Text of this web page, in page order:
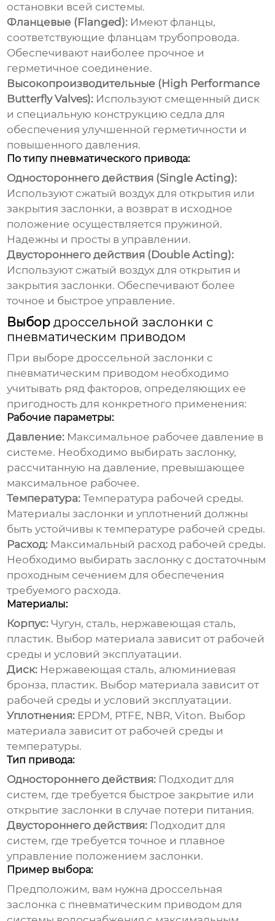
остановки всей системы.
Фланцевые (Flanged): Имеют фланцы,
соответствующие фланцам трубопровода.
Обеспечивают наиболее прочное и
герметичное соединение.
Высокопроизводительные (High Performance
Butterfly Valves): Используют смещенный диск
и специальную конструкцию седла для
обеспечения улучшенной герметичности и
повышенного давления.
По типу пневматического привода:
Одностороннего действия (Single Acting):
Используют сжатый воздух для открытия или
закрытия заслонки, а возврат в исходное
положение осуществляется пружиной.
Надежны и просты в управлении.
Двустороннего действия (Double Acting):
Используют сжатый воздух для открытия и
закрытия заслонки. Обеспечивают более
точное и быстрое управление.
Выбордроссельной заслонки с
пневматическим приводом
При выборедроссельной заслонки с
пневматическим приводом необходимо
учитывать ряд факторов, определяющих ее
пригодность для конкретного применения:
Рабочие параметры:
Давление: Максимальное рабочее давление в
системе. Необходимо выбирать заслонку,
рассчитанную на давление, превышающее
максимальное рабочее.
Температура: Температура рабочей среды.
Материалы заслонки и уплотнений должны
быть устойчивы к температуре рабочей среды.
Расход: Максимальный расход рабочей среды.
Необходимо выбирать заслонку с достаточным
проходным сечением для обеспечения
требуемого расхода.
Материалы:
Корпус: Чугун, сталь, нержавеющая сталь,
пластик. Выбор материала зависит от рабочей
среды и условий эксплуатации.
Диск: Нержавеющая сталь, алюминиевая
бронза, пластик. Выбор материала зависит от
рабочей среды и условий эксплуатации.
Уплотнения: EPDM, PTFE, NBR, Viton. Выбор
материала зависит от рабочей среды и
температуры.
Тип привода:
Одностороннего действия: Подходит для
систем, где требуется быстрое закрытие или
открытие заслонки в случае потери питания.
Двустороннего действия: Подходит для
систем, где требуется точное и плавное
управление положением заслонки.
Пример выбора:
Предположим, вам нужнадроссельная
заслонка с пневматическим приводом для